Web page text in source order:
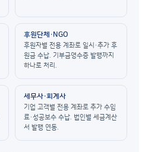
후원단체·NGO
후원자별 전용 계좌로 일시·추가 후
원금 수납. 기부금영수증 발행까지
하나로 처리.
세무사·회계사
기업 고객별 전용 계좌로 추가 수임
료·성공보수 수납. 법인별 세금계산
서 발행 연동.